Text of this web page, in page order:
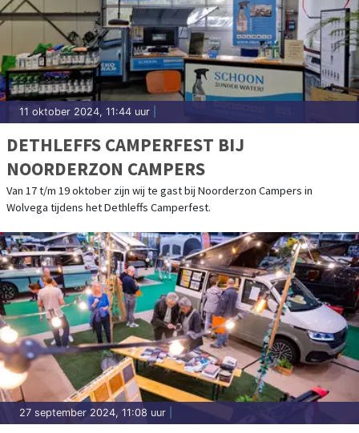
11 oktober 2024, 11:44 uur
DETHLEFFS CAMPERFEST BIJ
NOORDERZON CAMPERS
Van 17 t/m 19 oktober zijn wij te gast bij Noorderzon Campers in
Wolvega tijdens het Dethleffs Camperfest.
27 september 2024, 11:08 uur